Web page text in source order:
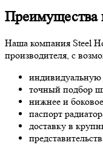
Преимущества
Наша компания Steel
производителя, с
индивидуальную
точный подбор
нижнее и
паспорт
доставку в